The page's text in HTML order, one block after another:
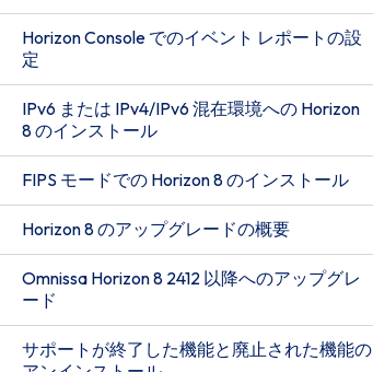
Horizon Console でのイベント レポートの設
定
IPv6 または IPv4/IPv6 混在環境への Horizon
8 のインストール
FIPS モードでの Horizon 8 のインストール
Horizon 8 のアップグレードの概要
Omnissa Horizon 8 2412 以降へのアップグレ
ード
サポートが終了した機能と廃止された機能の